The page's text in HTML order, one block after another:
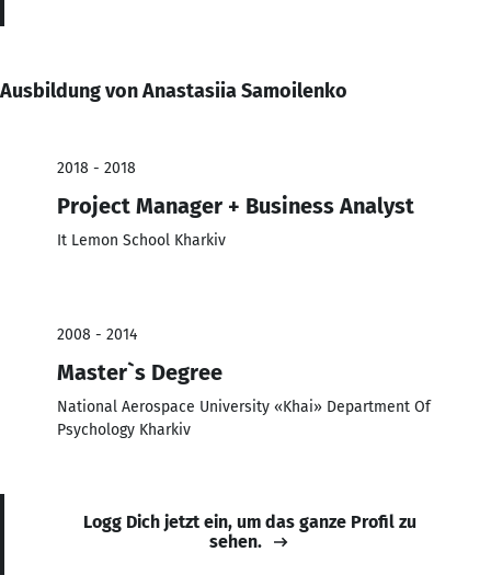
Ausbildung von Anastasiia Samoilenko
2018 - 2018
Project Manager + Business Analyst
It Lemon School Kharkiv
2008 - 2014
Master`s Degree
National Aerospace University «Khai» Department Of
Psychology Kharkiv
Logg Dich jetzt ein, um das ganze Profil zu
sehen.